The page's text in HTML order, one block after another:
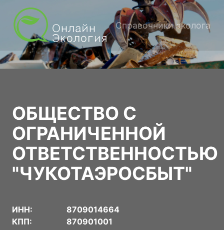
Справочники эколога
ОБЩЕСТВО С
ОГРАНИЧЕННОЙ
ОТВЕТСТВЕННОСТЬЮ
"ЧУКОТАЭРОСБЫТ"
ИНН:
8709014664
КПП:
870901001